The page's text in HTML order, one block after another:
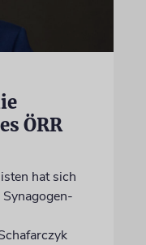
ÖRR
hat sich